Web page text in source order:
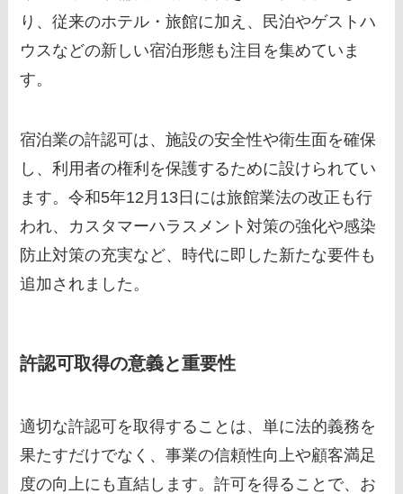
り、従来のホテル・旅館に加え、民泊やゲストハ
ウスなどの新しい宿泊形態も注目を集めていま
す。
宿泊業の許認可は、施設の安全性や衛生面を確保
し、利用者の権利を保護するために設けられてい
ます。令和5年12月13日には旅館業法の改正も行
われ、カスタマーハラスメント対策の強化や感染
防止対策の充実など、時代に即した新たな要件も
追加されました。
許認可取得の意義と重要性
適切な許認可を取得することは、単に法的義務を
果たすだけでなく、事業の信頼性向上や顧客満足
度の向上にも直結します。許可を得ることで、お